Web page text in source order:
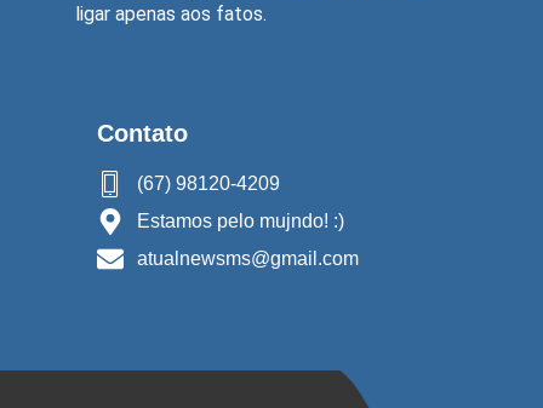
ligar apenas aos fatos.
Contato
(67) 98120-4209
Estamos pelo mujndo! :)
atualnewsms@gmail.com